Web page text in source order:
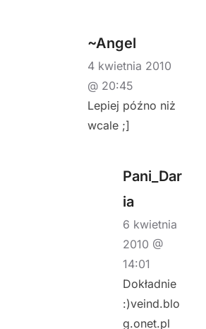
~Angel
4 kwietnia 2010
@ 20:45
Lepiej późno niż
wcale ;]
Pani_Dar
ia
6 kwietnia
2010 @
14:01
Dokładnie
:)veind.blo
g.onet.pl